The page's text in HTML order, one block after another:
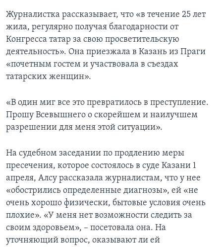
Журналистка рассказывает, что «в течение 25 лет
жила, регулярно получая благодарности от
Конгресса татар за свою просветительскую
деятельность». Она приезжала в Казань из Праги
«почетным гостем и участвовала в съездах
татарских женщин».
«В один миг все это превратилось в преступление.
Прошу Всевышнего о скорейшем и наилучшем
разрешении для меня этой ситуации».
На судебном заседании по продлению меры
пресечения, которое состоялось в суде Казани 1
апреля, Алсу рассказала журналистам, что у нее
«обострились определенные диагнозы», ей «не
очень хорошо физически, бытовые условия очень
плохие». «У меня нет возможности следить за
своим здоровьем», – посетовала она. На
уточняющий вопрос, оказывают ли ей